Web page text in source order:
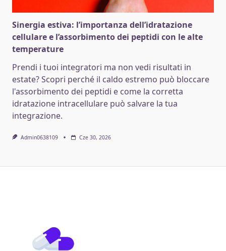
Sinergia estiva: l’importanza dell’idratazione
cellulare e l’assorbimento dei peptidi con le alte
temperature
Prendi i tuoi integratori ma non vedi risultati in
estate? Scopri perché il caldo estremo può bloccare
l'assorbimento dei peptidi e come la corretta
idratazione intracellulare può salvare la tua
integrazione.
Admin0638109 Cze 30, 2026